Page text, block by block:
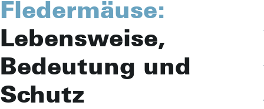
Fledermäuse:
Lebensweise,
Bedeutung und
Schutz